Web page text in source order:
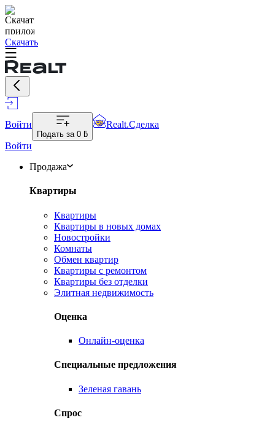
Скачать
Войти
Подать за 0 ƃ
Realt.Сделка
Войти
Продажа
Квартиры
Квартиры
Квартиры в новых домах
Новостройки
Комнаты
Обмен квартир
Квартиры с ремонтом
Квартиры без отделки
Элитная недвижимость
Оценка
Онлайн-оценка
Специальные предложения
Зеленая гавань
Спрос